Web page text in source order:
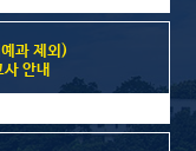
과 제외)
안내